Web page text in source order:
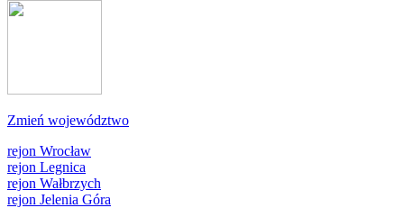
Zmień województwo
rejon Wrocław
rejon Legnica
rejon Wałbrzych
rejon Jelenia Góra